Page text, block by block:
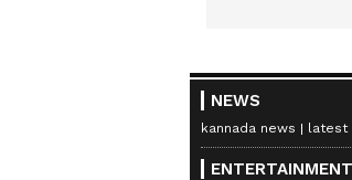
NEWS
kannada news latest